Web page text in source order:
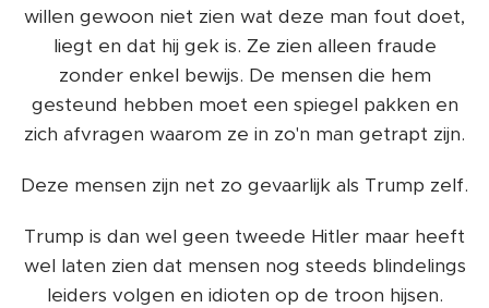
willen gewoon niet zien wat deze man fout doet,
liegt en dat hij gek is. Ze zien alleen fraude
zonder enkel bewijs. De mensen die hem
gesteund hebben moet een spiegel pakken en
zich afvragen waarom ze in zo'n man getrapt zijn.
Deze mensen zijn net zo gevaarlijk als Trump zelf.
Trump is dan wel geen tweede Hitler maar heeft
wel laten zien dat mensen nog steeds blindelings
leiders volgen en idioten op de troon hijsen.